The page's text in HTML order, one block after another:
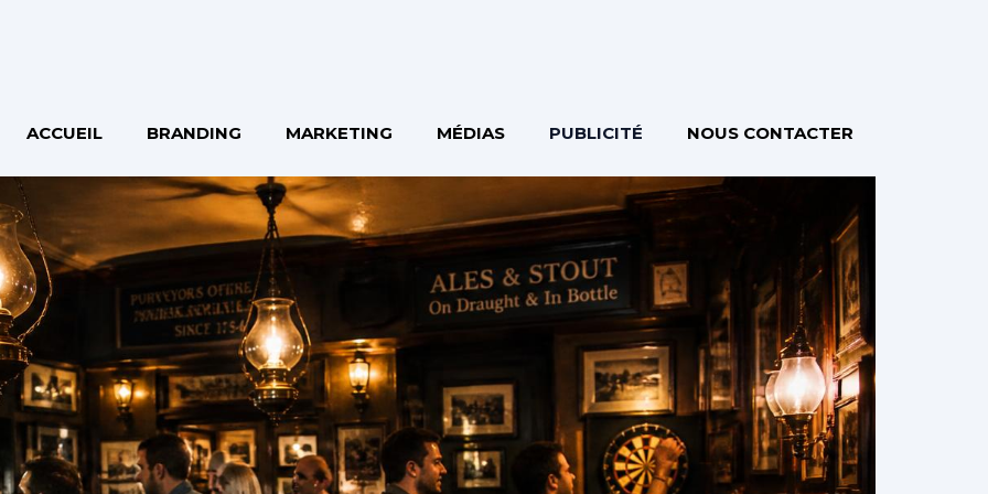
ACCUEIL BRANDING MARKETING MÉDIAS PUBLICITÉ NOUS CONTACTER